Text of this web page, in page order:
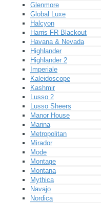
Glenmore
Global Luxe
Halcyon
Harris FR Blackout
Havana & Nevada
Highlander
Highlander 2
Imperiale
Kaleidoscope
Kashmir
Lusso 2
Lusso Sheers
Manor House
Marina
Metropolitan
Mirador
Mode
Montage
Montana
Mythica
Navajo
Nordica